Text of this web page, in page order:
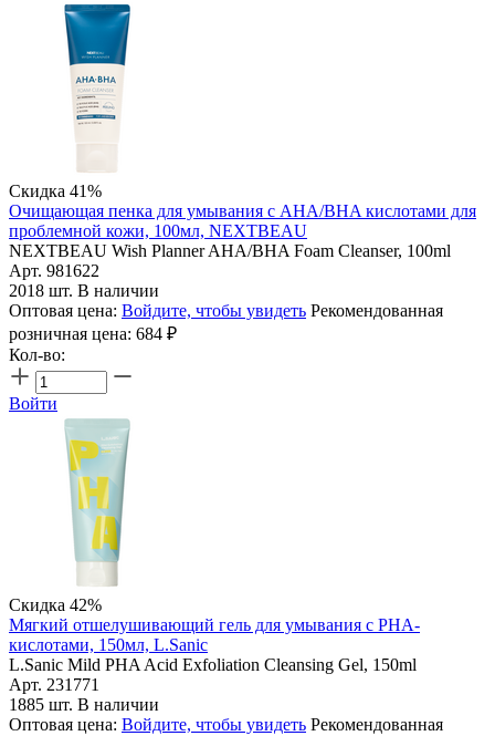
Скидка 41%
Очищающая пенка для умывания с AHA/BHA кислотами для
проблемной кожи, 100мл, NEXTBEAU
NEXTBEAU Wish Planner AHA/BHA Foam Cleanser, 100ml
Арт. 981622
2018 шт. В наличии
Оптовая цена: Войдите, чтобы увидеть Рекомендованная
розничная цена: 684 ₽
Кол-во:
Войти
Скидка 42%
Мягкий отшелушивающий гель для умывания с PHA-
кислотами, 150мл, L.Sanic
L.Sanic Mild PHA Acid Exfoliation Cleansing Gel, 150ml
Арт. 231771
1885 шт. В наличии
Оптовая цена: Войдите, чтобы увидеть Рекомендованная